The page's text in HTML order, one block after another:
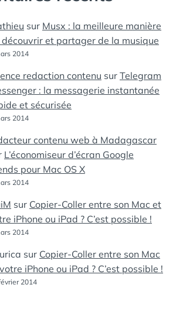
sur Musx : la meilleure manière
et partager de la musique
2014
redaction contenu sur Telegram
: la messagerie instantanée
et sécurisée
2014
contenu web à Madagascar
L’économiseur d’écran Google
pour Mac OS X
2014
sur Copier-Coller entre son Mac et
iPhone ou iPad ? C’est possible !
2014
sur Copier-Coller entre son Mac
iPhone ou iPad ? C’est possible !
2014